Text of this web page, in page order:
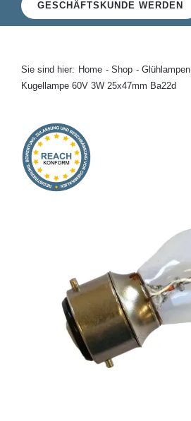
Glühlampen
Kontakt
GESCHÄFTSKUNDE WERDEN
Sie sind hier: Home Shop Glühlampen
Kugellampe 60V 3W 25x47mm Ba22d